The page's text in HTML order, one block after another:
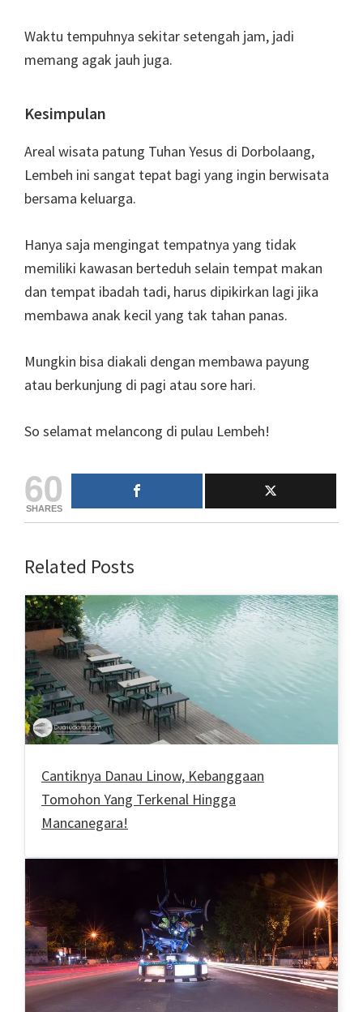
Waktu tempuhnya sekitar setengah jam, jadi
memang agak jauh juga.
Kesimpulan
Areal wisata patung Tuhan Yesus di Dorbolaang,
Lembeh ini sangat tepat bagi yang ingin berwisata
bersama keluarga.
Hanya saja mengingat tempatnya yang tidak
memiliki kawasan berteduh selain tempat makan
dan tempat ibadah tadi, harus dipikirkan lagi jika
membawa anak kecil yang tak tahan panas.
Mungkin bisa diakali dengan membawa payung
atau berkunjung di pagi atau sore hari.
So selamat melancong di pulau Lembeh!
60
SHARES
Related Posts
Cantiknya Danau Linow, Kebanggaan
Tomohon Yang Terkenal Hingga
Mancanegara!